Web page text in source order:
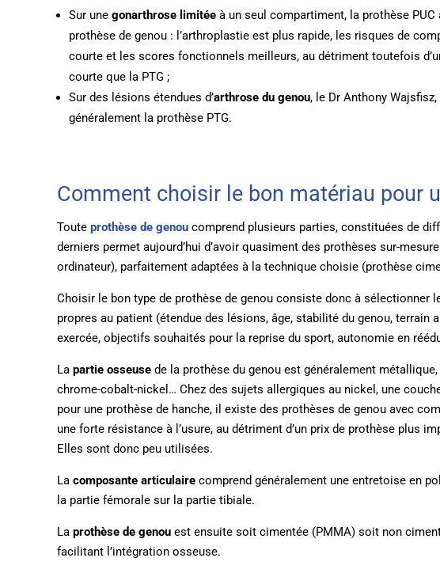
Sur une gonarthrose limitée à un seul compartiment, la prothèse
prothèse de genou : l’arthroplastie est plus rapide, les risques de
courte et les scores fonctionnels meilleurs, au détriment toutefois
courte que la PTG ;
Sur des lésions étendues d’arthrose du genou, le Dr Anthony
généralement la prothèse PTG.
Comment choisir le bon matériau pour
Toute prothèse de genou comprend plusieurs parties, constituées de
derniers permet aujourd’hui d’avoir quasiment des prothèses sur-
ordinateur), parfaitement adaptées à la technique choisie (prothèse
Choisir le bon type de prothèse de genou consiste donc à sélectionner
propres au patient (étendue des lésions, âge, stabilité du genou, terrain
exercée, objectifs souhaités pour la reprise du sport, autonomie en
La partie osseuse de la prothèse du genou est généralement
chrome-cobalt-nickel… Chez des sujets allergiques au nickel, une
pour une prothèse de hanche, il existe des prothèses de genou avec
une forte résistance à l’usure, au détriment d’un prix de prothèse plus
Elles sont donc peu utilisées.
La composante articulaire comprend généralement une entretoise en
la partie fémorale sur la partie tibiale.
La prothèse de genou est ensuite soit cimentée (PMMA) soit non
facilitant l’intégration osseuse.